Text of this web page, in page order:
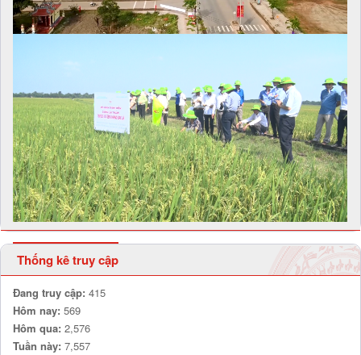
Thống kê truy cập
Đang truy cập: 415
Hôm nay: 569
Hôm qua: 2,576
Tuần này: 7,557